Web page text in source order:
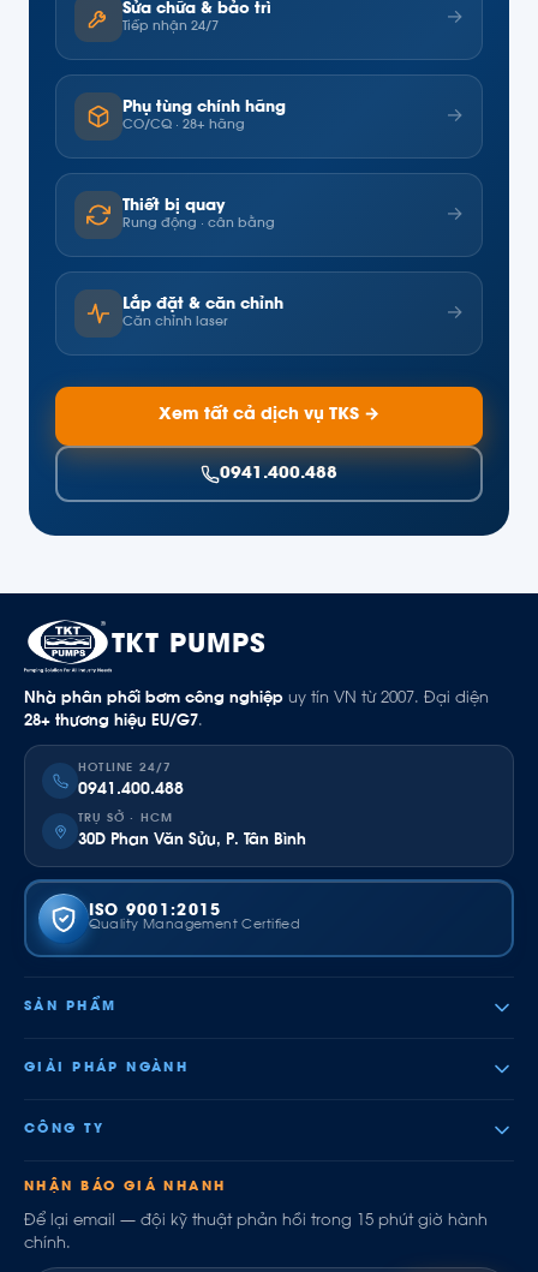
Sửa chữa & bảo trì
Tiếp nhận 24/7 →
Phụ tùng chính hãng
CO/CQ · 28+ hãng →
Thiết bị quay
Rung động · cân bằng →
Lắp đặt & căn chỉnh
Căn chỉnh laser →
Xem tất cả dịch vụ TKS →
0941.400.488
TKT PUMPS
Nhà phân phối bơm công nghiệp uy tín VN từ 2007. Đại diện
28+ thương hiệu EU/G7.
HOTLINE 24/7
0941.400.488
TRỤ SỞ · HCM
30D Phan Văn Sửu, P. Tân Bình
ISO 9001:2015
Quality Management Certified
SẢN PHẨM
GIẢI PHÁP NGÀNH
CÔNG TY
NHẬN BÁO GIÁ NHANH
Để lại email — đội kỹ thuật phản hồi trong 15 phút giờ hành
chính.